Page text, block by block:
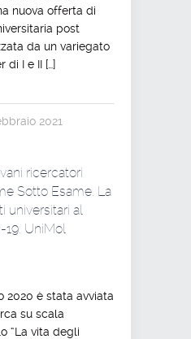
nuova offerta di
post
da un variegato
di I e II […]
2021
ricercatori
Sotto Esame. La
universitari al
UniMol
2020 è stata avviata
su scala
“La vita degli